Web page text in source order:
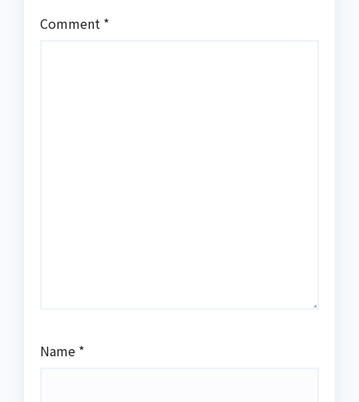
Comment *
Name *